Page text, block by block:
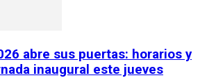
abre sus puertas: horarios y
inaugural este jueves